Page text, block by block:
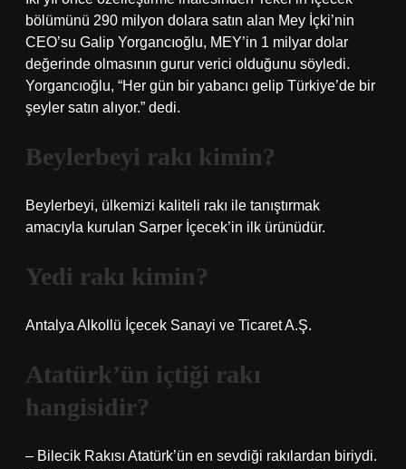
bölümünü 290 milyon dolara satın alan Mey İçki’nin
CEO’su Galip Yorgancıoğlu, MEY’in 1 milyar dolar
değerinde olmasının gurur verici olduğunu söyledi.
Yorgancıoğlu, “Her gün bir yabancı gelip Türkiye’de bir
şeyler satın alıyor.” dedi.
Beylerbeyi rakı kimin?
Beylerbeyi, ülkemizi kaliteli rakı ile tanıştırmak
amacıyla kurulan Sarper İçecek’in ilk ürünüdür.
Yedi rakı kimin?
Antalya Alkollü İçecek Sanayi ve Ticaret A.Ş.
Atatürk’ün içtiği rakı
hangisidir?
– Bilecik Rakısı Atatürk’ün en sevdiği rakılardan biriydi.